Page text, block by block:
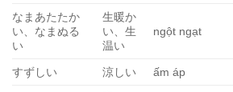
なまあたたか
い、なまぬる
い
生暖か
い、生
温い
ngột ngạt
すずしい 涼しい ấm áp